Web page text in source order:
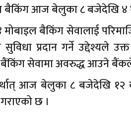
बैकिंग आज बेलुका ८ बजेदेखि ४
बैकिंग सेवालाई
प्रदान गर्ने उद्देश्यले
बैंकिंग सेवामा अवरुद्ध आउने
आज बेलुका ८ बजेदेखि १२
छ ।